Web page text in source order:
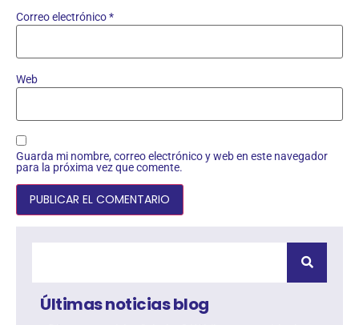
Correo electrónico*
Web
Guarda mi nombre, correo electrónico y web en este navegador
para la próxima vez que comente.
Últimas noticias blog